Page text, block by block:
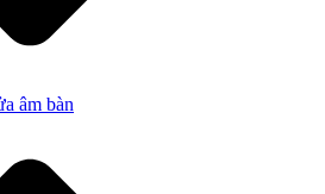
âm bàn